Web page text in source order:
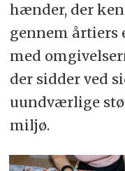
hænder, der
gennem
med
der sidder ved
uundværlige
miljø.